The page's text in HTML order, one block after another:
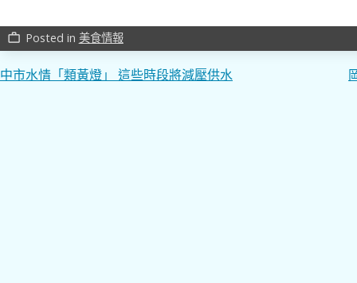
work_outline Posted in 美食情報
文
中市水情「類黃燈」 這些時段將減壓供水